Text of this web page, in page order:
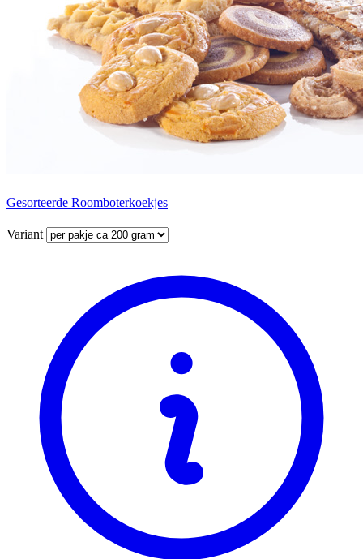
Gesorteerde Roomboterkoekjes
Variant